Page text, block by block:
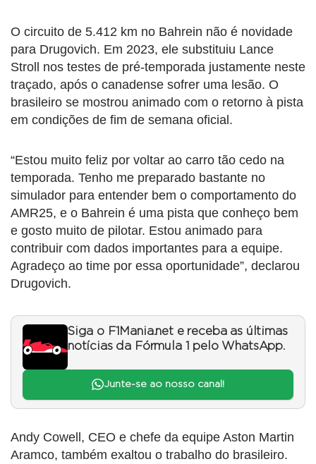
O circuito de 5.412 km no Bahrein não é novidade
para Drugovich. Em 2023, ele substituiu Lance
Stroll nos testes de pré-temporada justamente neste
traçado, após o canadense sofrer uma lesão. O
brasileiro se mostrou animado com o retorno à pista
em condições de fim de semana oficial.
“Estou muito feliz por voltar ao carro tão cedo na
temporada. Tenho me preparado bastante no
simulador para entender bem o comportamento do
AMR25, e o Bahrein é uma pista que conheço bem
e gosto muito de pilotar. Estou animado para
contribuir com dados importantes para a equipe.
Agradeço ao time por essa oportunidade”, declarou
Drugovich.
Siga o F1Mania.net e receba as últimas
notícias da Fórmula 1 pelo WhatsApp.
Junte-se ao nosso canal!
Andy Cowell, CEO e chefe da equipe Aston Martin
Aramco, também exaltou o trabalho do brasileiro.